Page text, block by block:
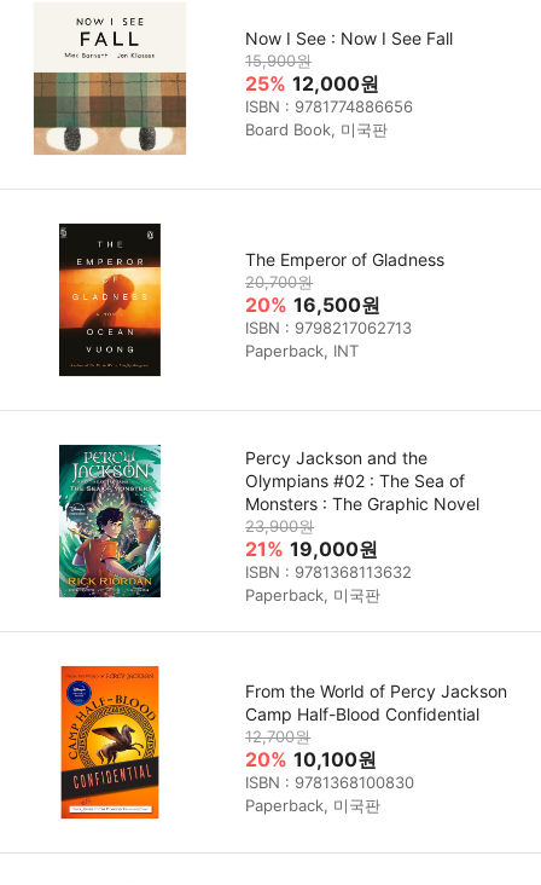
Now I See : Now I See Fall
15,900원
25% 12,000원
ISBN : 9781774886656
Board Book, 미국판
The Emperor of Gladness
20,700원
20% 16,500원
ISBN : 9798217062713
Paperback, INT
Percy Jackson and the
Olympians #02 : The Sea of
Monsters : The Graphic Novel
23,900원
21% 19,000원
ISBN : 9781368113632
Paperback, 미국판
From the World of Percy Jackson
Camp Half-Blood Confidential
12,700원
20% 10,100원
ISBN : 9781368100830
Paperback, 미국판